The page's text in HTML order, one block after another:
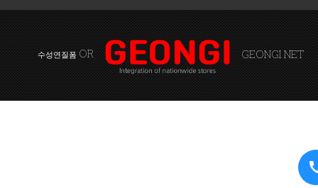
수성연질폼 OR GEONGI NET